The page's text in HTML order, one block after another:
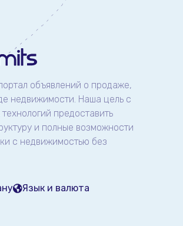
объявлений о продаже,
недвижимости. Наша цель с
предоставить
и полные возможности
с недвижимостью без
Язык и валюта